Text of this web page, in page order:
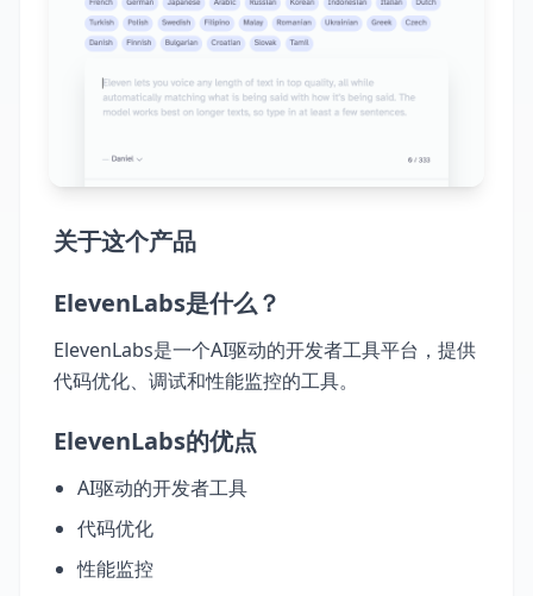
关于这个产品
ElevenLabs是什么？
ElevenLabs是一个AI驱动的开发者工具平台，提供
代码优化、调试和性能监控的工具。
ElevenLabs的优点
AI驱动的开发者工具
代码优化
性能监控